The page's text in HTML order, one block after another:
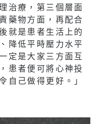
治療，第三個層面
藥物方面，再配合
就是患者生活上的
降低平時壓力水平
定是大家三方面互
患者便可將心神投
自己做得更好。」